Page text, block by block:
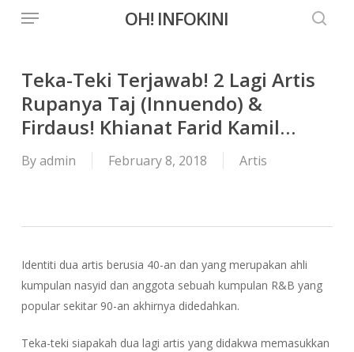
content
OH! INFOKINI
Menu
Teka-Teki Terjawab! 2 Lagi Artis
Rupanya Taj (Innuendo) &
Firdaus! Khianat Farid Kamil…
Byadmin February 8, 2018 Artis
Identiti dua artis berusia 40-an dan yang merupakan ahli
kumpulan nasyid dan anggota sebuah kumpulan R&B yang
popular sekitar 90-an akhirnya didedahkan.
Teka-teki siapakah dua lagi artis yang didakwa memasukkan